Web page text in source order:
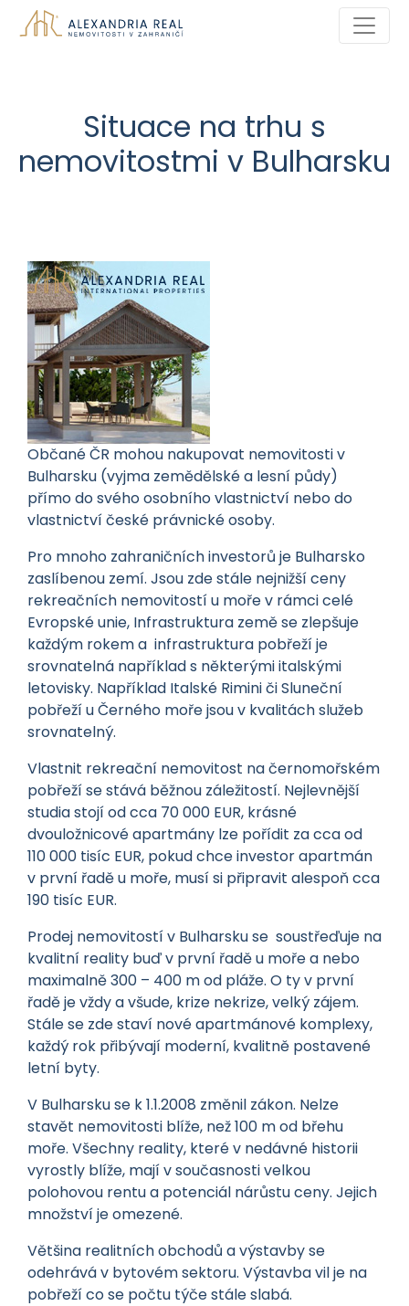
Situace na trhu s
nemovitostmi v Bulharsku
Občané ČR mohou nakupovat nemovitosti v
Bulharsku (vyjma zemědělské a lesní půdy)
přímo do svého osobního vlastnictví nebo do
vlastnictví české právnické osoby.
Pro mnoho zahraničních investorů je Bulharsko
zaslíbenou zemí. Jsou zde stále nejnižší ceny
rekreačních nemovitostí u moře v rámci celé
Evropské unie, Infrastruktura země se zlepšuje
každým rokem a infrastruktura pobřeží je
srovnatelná například s některými italskými
letovisky. Například Italské Rimini či Sluneční
pobřeží u Černého moře jsou v kvalitách služeb
srovnatelný.
Vlastnit rekreační nemovitost na černomořském
pobřeží se stává běžnou záležitostí. Nejlevnější
studia stojí od cca 70 000 EUR, krásné
dvouložnicové apartmány lze pořídit za cca od
110 000 tisíc EUR, pokud chce investor apartmán
v první řadě u moře, musí si připravit alespoň cca
190 tisíc EUR.
Prodej nemovitostí v Bulharsku se soustřeďuje na
kvalitní reality buď v první řadě u moře a nebo
maximalně 300 – 400 m od pláže. O ty v první
řadě je vždy a všude, krize nekrize, velký zájem.
Stále se zde staví nové apartmánové komplexy,
každý rok přibývají moderní, kvalitně postavené
letní byty.
V Bulharsku se k 1.1.2008 změnil zákon. Nelze
stavět nemovitosti blíže, než 100 m od břehu
moře. Všechny reality, které v nedávné historii
vyrostly blíže, mají v současnosti velkou
polohovou rentu a potenciál nárůstu ceny. Jejich
množství je omezené.
Většina realitních obchodů a výstavby se
odehrává v bytovém sektoru. Výstavba vil je na
pobřeží co se počtu týče stále slabá.